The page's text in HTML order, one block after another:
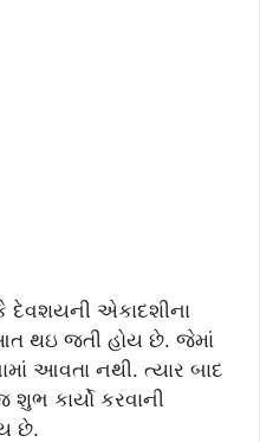
દેવશયની એકાદશીના
થઇ જતી હોય છે. જેમાં
આવતા નથી. ત્યાર બાદ
કાર્યો કરવાની
છે.